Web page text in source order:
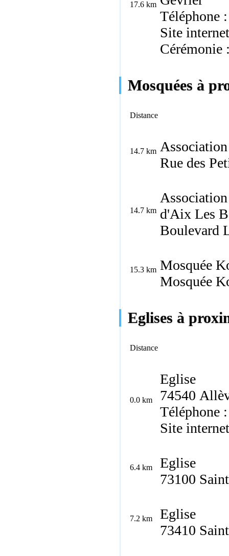
17.6 km
Téléphone
Site
Cérémonie
Mosquées à
Distance
14.7 km
Rue des
14.7 km d'Aix Les
Boulevard
15.3 km Mosquée
Mosquée
Eglises à
Distance
0.0 km
Eglise
74540
Téléphone
Site
6.4 km
Eglise
73100
7.2 km
Eglise
73410